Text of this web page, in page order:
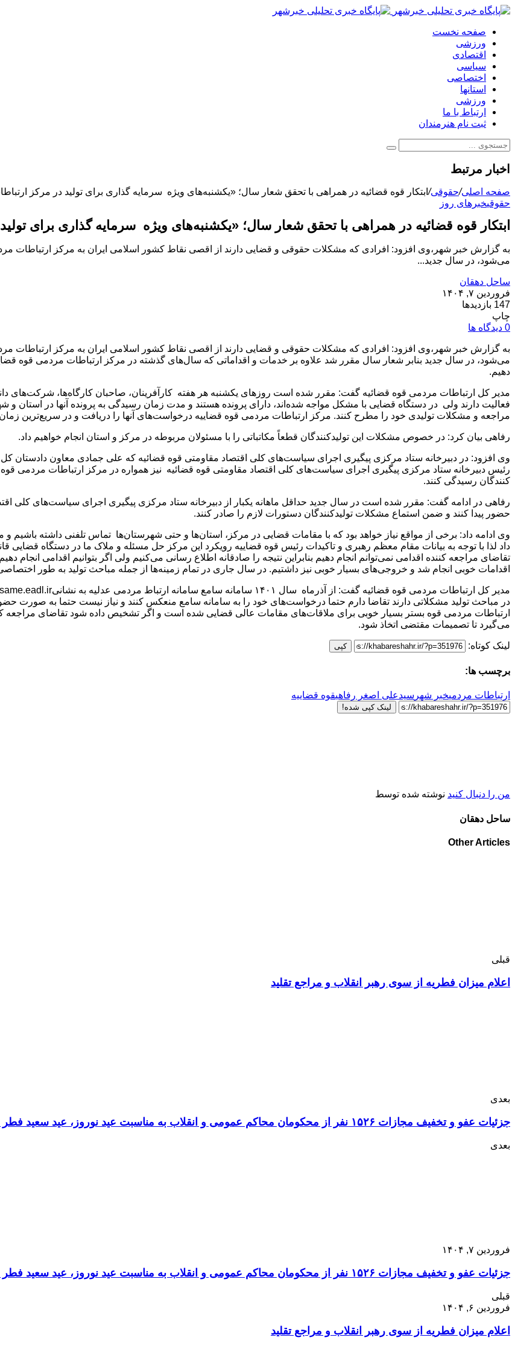
صفحه نخست
ورزشی
اقتصادی
سیاسی
اختصاصی
استانها
ورزشی
ارتباط با ما
ثبت نام هنرمندان
اخبار مرتبط
صفحه اصلی/حقوقی/ابتکار قوه قضائیه در همراهی با تحقق شعار سال؛ «یکشنبه‌های ویژه سرمایه گذاری برای تولید در مرکز
حقوقیخبرهای روز
ابتکار قوه قضائیه در همراهی با تحقق شعار سال؛ «یکشنبه‌های ویژه سرمایه گذاری برای
به گزارش خبر شهر،وی افزود: افرادی که مشکلات حقوقی و قضایی دارند از اقصی نقاط کشور اسلامی ایران به مرکز ارتباطات
می‌شود، در سال جدید...
ساحل دهقان
فروردین ۷, ۱۴۰۴
147 بازدیدها
چاپ
0 دیدگاه ها
به گزارش خبر شهر،وی افزود: افرادی که مشکلات حقوقی و قضایی دارند از اقصی نقاط کشور اسلامی ایران به مرکز ارتباطات
می‌شود، در سال جدید بنابر شعار سال مقرر شد علاوه بر خدمات و اقداماتی که سال‌های گذشته در مرکز ارتباطات مردمی قوه
دهیم.
مدیر کل ارتباطات مردمی قوه قضائیه گفت: مقرر شده است روزهای یکشنبه هر هفته کارآفرینان، صاحبان کارگاه‌ها، شرکت‌های
فعالیت دارند ولی در دستگاه قضایی با مشکل مواجه شده‌اند، دارای پرونده‌ هستند و مدت زمان رسیدگی به پرونده آنها در
مراجعه و مشکلات تولیدی خود را مطرح کنند. مرکز ارتباطات مردمی قوه قضاییه درخواست‌های آنها را دریافت و در سریع‌ترین
رفاهی بیان کرد: در خصوص مشکلات این تولیدکنندگان قطعاً مکاتباتی را با مسئولان مربوطه در مرکز و استان انجام خواهیم داد.
وی افزود: در دبیرخانه ستاد مرکزی پیگیری اجرای سیاست‌های کلی اقتصاد مقاومتی قوه قضائیه که علی جمادی معاون
رئیس دبیرخانه ستاد مرکزی پیگیری اجرای سیاست‌های کلی اقتصاد مقاومتی قوه قضائیه نیز همواره در مرکز ارتباطات مردمی
کنندگان رسیدگی کنند.
رفاهی در ادامه گفت: مقرر شده است در سال جدید حداقل ماهانه یکبار از دبیرخانه ستاد مرکزی پیگیری اجرای سیاست‌های کلی
حضور پیدا کنند و ضمن استماع مشکلات تولیدکنندگان دستورات لازم را صادر کنند.
وی ادامه داد: برخی از مواقع نیاز خواهد بود که با مقامات قضایی در مرکز، استان‌ها و حتی شهرستان‌ها تماس تلفنی داشته باشیم و
داد لذا با توجه به بیانات مقام معظم رهبری و تاکیدات رئیس قوه قضاییه رویکرد این مرکز حل مسئله و ملاک ما در دستگاه
تقاضای مراجعه کننده اقدامی نمی‌توانم انجام دهیم بنابراین نتیجه را صادقانه اطلاع رسانی می‌کنیم ولی اگر بتوانیم اقدامی
اقدامات خوبی انجام شد و خروجی‌های بسیار خوبی نیز داشتیم. در سال جاری در تمام زمینه‌ها از جمله مباحث تولید به طور اختصاصی
در مباحث تولید مشکلاتی دارند تقاضا دارم حتما درخواست‌های خود را به سامانه سامع منعکس کنند و نیاز نیست حتما به صورت
ارتباطات مردمی قوه بستر بسیار خوبی برای ملاقات‌های مقامات عالی قضایی شده است و اگر تشخیص داده شود تقاضای مراجعه
می‌گیرد تا تصمیمات مقتضی اتخاذ شود.
لینک کوتاه: کپی
برچسب ها:
ارتباطات مردمیخبر شهر سیدعلی اصغر رفاهیقوه قضاییه
لینک کپی شده!
من را دنبال کنید نوشته شده توسط
ساحل دهقان
Other Articles
قبلی
اعلام میزان فطریه از سوی رهبر انقلاب و مراجع تقلید
بعدی
جزئیات عفو و تخفیف مجازات ۱۵۲۶ نفر از محکومان محاکم عمومی و انقلاب به مناسبت عید نوروز، عید سعید فطر و روز جمهوری اسلامی
بعدی
فروردین ۷, ۱۴۰۴
جزئیات عفو و تخفیف مجازات ۱۵۲۶ نفر از محکومان محاکم عمومی و انقلاب به مناسبت عید نوروز، عید سعید فطر و روز جمهوری اسلامی
قبلی
فروردین ۶, ۱۴۰۴
اعلام میزان فطریه از سوی رهبر انقلاب و مراجع تقلید